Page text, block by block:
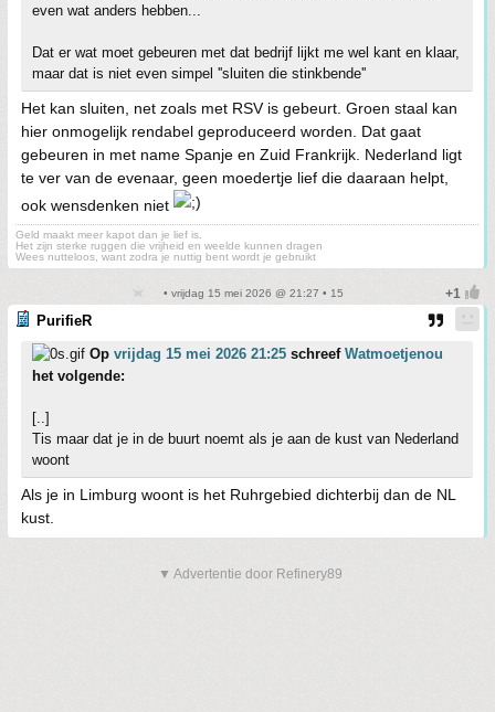
even wat anders hebben...
Dat er wat moet gebeuren met dat bedrijf lijkt me wel kant en klaar,
maar dat is niet even simpel ''sluiten die stinkbende''
Het kan sluiten, net zoals met RSV is gebeurt. Groen staal kan
hier onmogelijk rendabel geproduceerd worden. Dat gaat
gebeuren in met name Spanje en Zuid Frankrijk. Nederland ligt
te ver van de evenaar, geen moedertje lief die daaraan helpt,
ook wensdenken niet
Geld maakt meer kapot dan je lief is.
Het zijn sterke ruggen die vrijheid en weelde kunnen dragen
Wees nutteloos, want zodra je nuttig bent wordt je gebruikt
• vrijdag 15 mei 2026 @ 21:27 • 15
PurifieR
Op vrijdag 15 mei 2026 21:25 schreef Watmoetjenou
het volgende:
[..]
Tis maar dat je in de buurt noemt als je aan de kust van Nederland
woont
Als je in Limburg woont is het Ruhrgebied dichterbij dan de NL
kust.
▼ Advertentie door Refinery89